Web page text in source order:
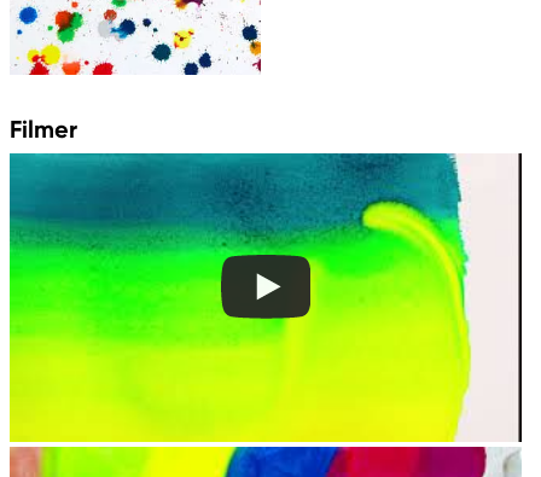
Filmer